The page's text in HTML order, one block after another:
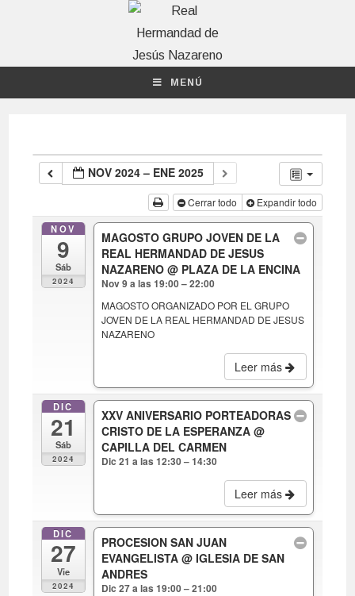
MENÚ
NOV 2024 – ENE 2025
Cerrar todo Expandir todo
NOV
9
Sáb
2024
MAGOSTO GRUPO JOVEN DE LA
REAL HERMANDAD DE JESUS
NAZARENO @ PLAZA DE LA ENCINA
Nov 9 a las 19:00 – 22:00
MAGOSTO ORGANIZADO POR EL GRUPO
JOVEN DE LA REAL HERMANDAD DE JESUS
NAZARENO
Leer más
DIC
21
Sáb
2024
XXV ANIVERSARIO PORTEADORAS
CRISTO DE LA ESPERANZA @
CAPILLA DEL CARMEN
Dic 21 a las 12:30 – 14:30
Leer más
DIC
27
Vie
2024
PROCESION SAN JUAN
EVANGELISTA @ IGLESIA DE SAN
ANDRES
Dic 27 a las 19:00 – 21:00